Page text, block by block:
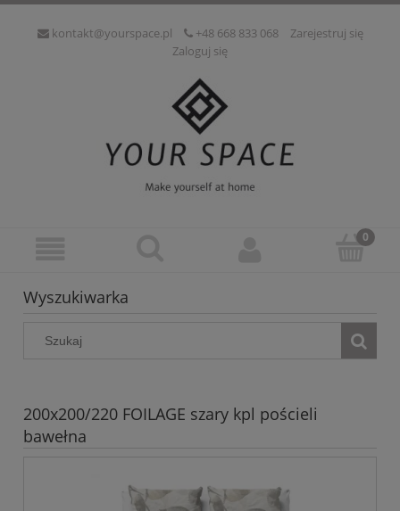
kontakt@yourspace.pl +48 668 833 068
Zarejestruj się
Zaloguj się
Wyszukiwarka
200x200/220 FOILAGE szary kpl pościeli
bawełna